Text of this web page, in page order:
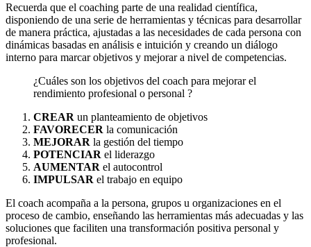
Recuerda que el coaching parte de una realidad científica,
disponiendo de una serie de herramientas y técnicas para desarrollar
de manera práctica, ajustadas a las necesidades de cada persona con
dinámicas basadas en análisis e intuición y creando un diálogo
interno para marcar objetivos y mejorar a nivel de competencias.
¿Cuáles son los objetivos del coach para mejorar el
rendimiento profesional o personal ?
CREAR un planteamiento de objetivos
FAVORECER la comunicación
MEJORAR la gestión del tiempo
POTENCIAR el liderazgo
AUMENTAR el autocontrol
IMPULSAR el trabajo en equipo
El coach acompaña a la persona, grupos u organizaciones en el
proceso de cambio, enseñando las herramientas más adecuadas y las
soluciones que faciliten una transformación positiva personal y
profesional.